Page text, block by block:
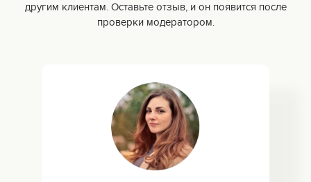
другим клиентам. Оставьте отзыв, и он появится после
проверки модератором.